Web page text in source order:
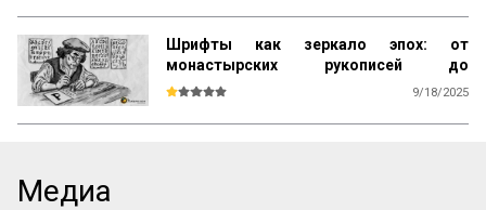
Шрифты как зеркало эпох: от
монастырских рукописей до
типографий XIX века
9/18/2025
Медиа